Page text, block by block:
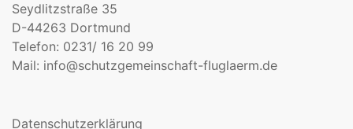
Seydlitzstraße 35
D-44263 Dortmund
Telefon: 0231/ 16 20 99
Mail: info@schutzgemeinschaft-fluglaerm.de
Datenschutzerklärung